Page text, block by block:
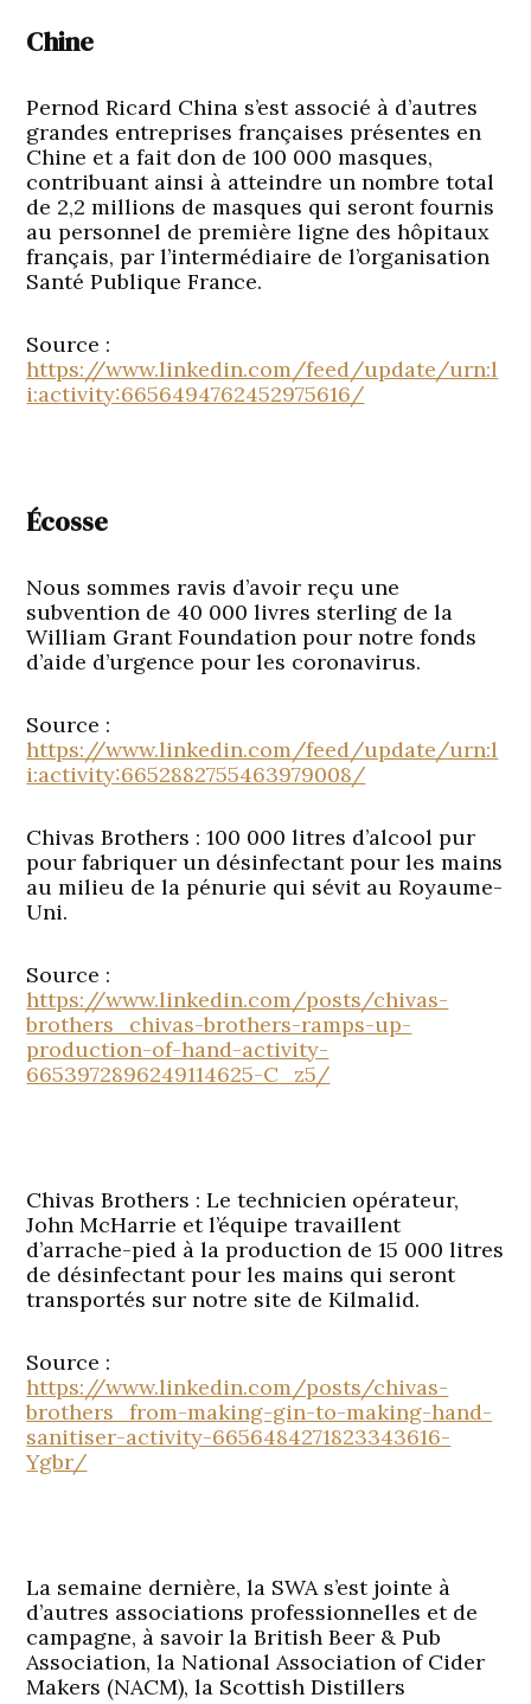
Chine
Pernod Ricard China s’est associé à d’autres
grandes entreprises françaises présentes en
Chine et a fait don de 100 000 masques,
contribuant ainsi à atteindre un nombre total
de 2,2 millions de masques qui seront fournis
au personnel de première ligne des hôpitaux
français, par l’intermédiaire de l’organisation
Santé Publique France.
Source :
https://www.linkedin.com/feed/update/urn:l
i:activity:6656494762452975616/
Écosse
Nous sommes ravis d’avoir reçu une
subvention de 40 000 livres sterling de la
William Grant Foundation pour notre fonds
d’aide d’urgence pour les coronavirus.
Source :
https://www.linkedin.com/feed/update/urn:l
i:activity:6652882755463979008/
Chivas Brothers : 100 000 litres d’alcool pur
pour fabriquer un désinfectant pour les mains
au milieu de la pénurie qui sévit au Royaume-
Uni.
Source :
https://www.linkedin.com/posts/chivas-
brothers_chivas-brothers-ramps-up-
production-of-hand-activity-
6653972896249114625-C_z5/
Chivas Brothers : Le technicien opérateur,
John McHarrie et l’équipe travaillent
d’arrache-pied à la production de 15 000 litres
de désinfectant pour les mains qui seront
transportés sur notre site de Kilmalid.
Source :
https://www.linkedin.com/posts/chivas-
brothers_from-making-gin-to-making-hand-
sanitiser-activity-6656484271823343616-
Ygbr/
La semaine dernière, la SWA s’est jointe à
d’autres associations professionnelles et de
campagne, à savoir la British Beer & Pub
Association, la National Association of Cider
Makers (NACM), la Scottish Distillers